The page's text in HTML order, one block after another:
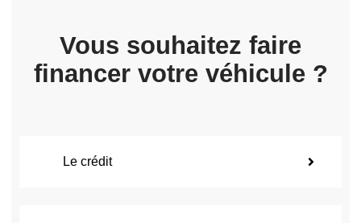
Vous souhaitez faire
financer votre véhicule ?
Le crédit